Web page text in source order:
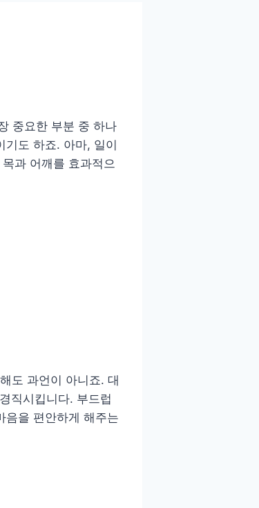
중요한 부분 중 하나
기도 하죠. 아마, 일이
과 어깨를 효과적으
도 과언이 아니죠. 대
직시킵니다. 부드럽
음을 편안하게 해주는